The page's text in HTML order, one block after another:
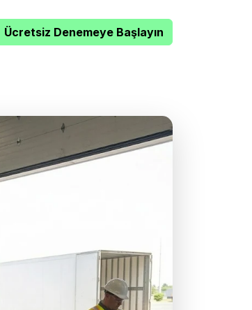
Ücretsiz Denemeye Başlayın